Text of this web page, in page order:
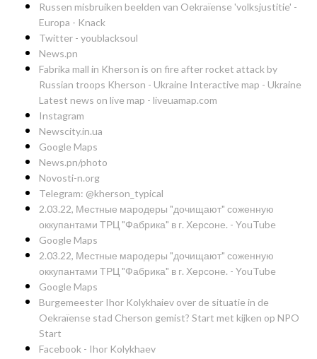
Russen misbruiken beelden van Oekraïense 'volksjustitie' -
Europa - Knack
Twitter - youblacksoul
News.pn
Fabrika mall in Kherson is on fire after rocket attack by
Russian troops Kherson - Ukraine Interactive map - Ukraine
Latest news on live map - liveuamap.com
Instagram
Newscity.in.ua
Google Maps
News.pn/photo
Novosti-n.org
Telegram: @kherson_typical
2.03.22, Местные мародеры "дочищают" соженную
оккупантами ТРЦ "Фабрика" в г. Херсоне. - YouTube
Google Maps
2.03.22, Местные мародеры "дочищают" соженную
оккупантами ТРЦ "Фабрика" в г. Херсоне. - YouTube
Google Maps
Burgemeester Ihor Kolykhaiev over de situatie in de
Oekraïense stad Cherson gemist? Start met kijken op NPO
Start
Facebook - Ihor Kolykhaev